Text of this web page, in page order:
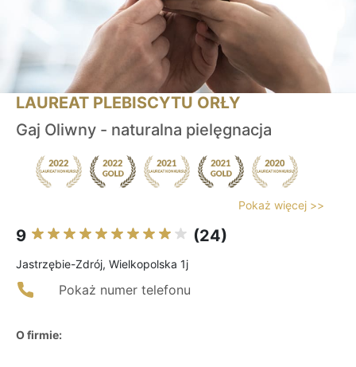
LAUREAT PLEBISCYTU ORŁY
Gaj Oliwny - naturalna pielęgnacja
Pokaż więcej >>
9 (24)
Jastrzębie-Zdrój, Wielkopolska 1j
Pokaż numer telefonu
O firmie: